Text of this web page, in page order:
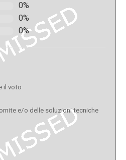
0%
0%
0%
il voto
e/o delle soluzioni tecniche